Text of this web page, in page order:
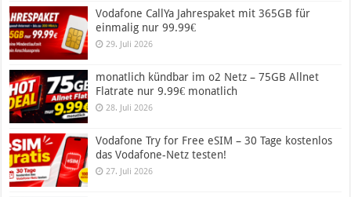
Vodafone CallYa Jahrespaket mit 365GB für
einmalig nur 99.99€
29. Juli 2026
monatlich kündbar im o2 Netz – 75GB Allnet
Flatrate nur 9.99€ monatlich
28. Juli 2026
Vodafone Try for Free eSIM – 30 Tage kostenlos
das Vodafone-Netz testen!
27. Juli 2026